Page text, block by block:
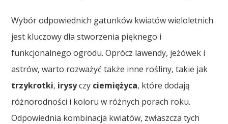
Wybór odpowiednich gatunków kwiatów wieloletnich
jest kluczowy dla stworzenia pięknego i
funkcjonalnego ogrodu. Oprócz lawendy, jeżówek i
astrów, warto rozważyć także inne rośliny, takie jak
trzykrotki, irysyczy ciemiężyca, które dodają
różnorodności i koloru w różnych porach roku.
Odpowiednia kombinacja kwiatów, zwłaszcza tych